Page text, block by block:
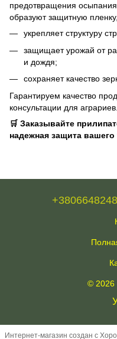
предотвращения
образуют защитную
укрепляет структуру
защищает урожай от
и дождя;
сохраняет качество
Гарантируем качество
консультации для аграриев.
🛒 Заказывайте
надежная защита
©
Интернет-магазин создан с